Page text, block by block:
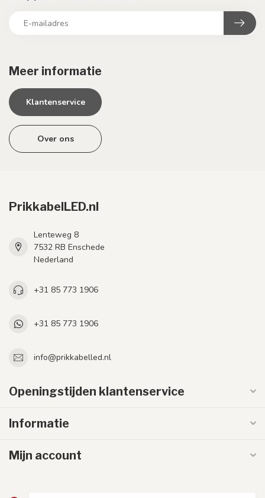
Meer informatie
Klantenservice
Over ons
PrikkabelLED.nl
Lenteweg 8
7532 RB Enschede
Nederland
+31 85 773 1906
+31 85 773 1906
info@prikkabelled.nl
Openingstijden klantenservice
Informatie
Mijn account